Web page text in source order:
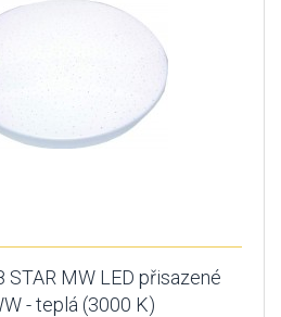
STAR MW LED přisazené
- teplá (3000 K)